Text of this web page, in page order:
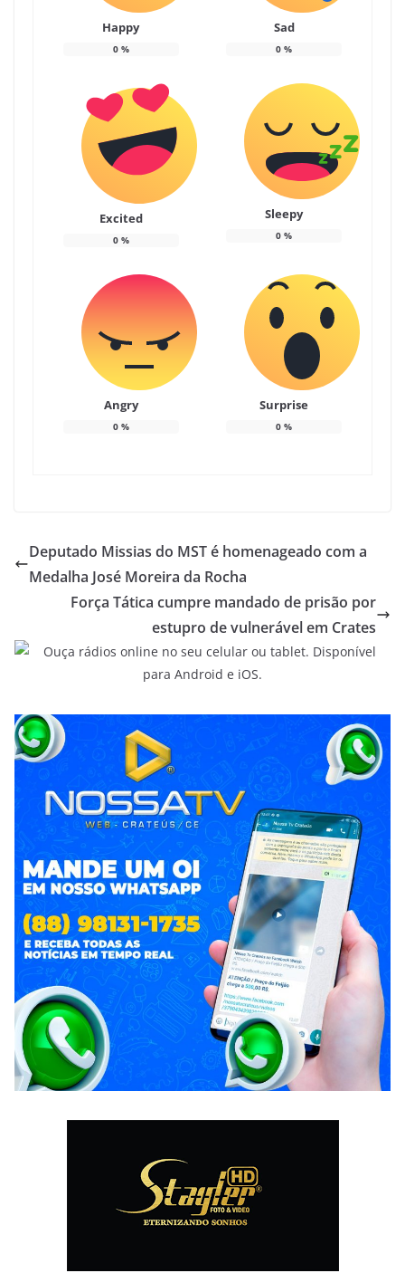
Happy
0%
Sad
0 %
Excited
0%
Sleepy
0 %
Angry
0%
Surprise
0 %
Deputado Missias do MST é homenageado com a
Medalha José Moreira da Rocha
Força Tática cumpre mandado de prisão por
estupro de vulnerável em Crates